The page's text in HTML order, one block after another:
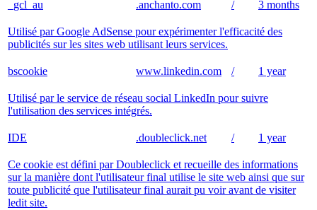
_gcl_au
.anchanto.com / 3 months
Utilisé par Google AdSense pour expérimenter l'efficacité des
publicités sur les sites web utilisant leurs services.
bscookie www.linkedin.com / 1 year
Utilisé par le service de réseau social LinkedIn pour suivre
l'utilisation des services intégrés.
IDE .doubleclick.net / 1 year
Ce cookie est défini par Doubleclick et recueille des informations
sur la manière dont l'utilisateur final utilise le site web ainsi que sur
toute publicité que l'utilisateur final aurait pu voir avant de visiter
ledit site.